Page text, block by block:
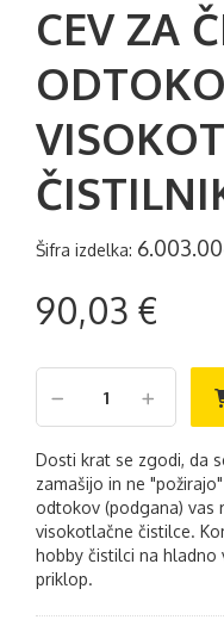
CEV ZA
Šifra izdelka:
90,03 €
Dosti krat se zgodi, da
zamašijo in ne
odtokov (podgana) vas
visokotlačne čistilce.
hobby čistilci na
priklop.